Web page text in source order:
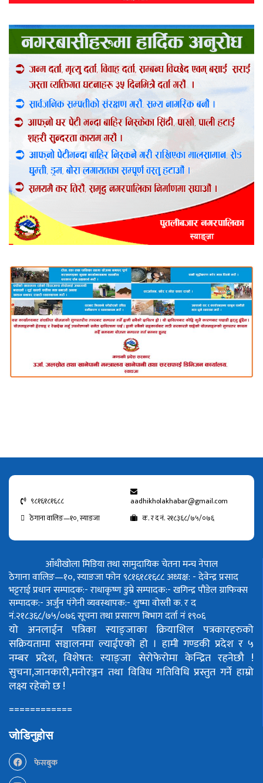
९८१६१८१६८८
aadhikholakhabar@gmail.com
ठेगाना वालिङ—१०, स्याङजा
क. र द नं. २१८३६८/७५/०७६
आँधीखोला मिडिया तथा सामुदायिक चेतना मन्च नेपाल
ठेगाना वालिङ—१०, स्याङजा फोन ९८१६१८१६८८अध्यक्ष: - देवेन्द्र प्रसाद
भट्टराईप्रधान सम्पादक:- राधाकृष्ण डुम्रेसम्पादक:- खगिन्द्र पौडेलग्राफिक्स
सम्पादक:- अर्जुन पंगेनीव्यवस्थापक:- शुष्मा वोस्तीक. र द
नं.२१८३६८/७५/०७६सूचना तथा प्रसारण बिभाग दर्ता नं १९०६
यो अनलाईन पत्रिका स्याङ्जाका क्रियाशिल पत्रकारहरुको
सक्रियतामा सञ्चालनमा ल्याईएको हो । हामी गण्डकी प्रदेश र ५
नम्बर प्रदेश, विशेषत: स्याङ्जा सेरोफेरोमा केन्द्रित रहनेछौ !
सुचना,जानकारी,मनोरञ्जन तथा विविध गतिविधि प्रस्तुत गर्ने हाम्रो
लक्ष्य रहेको छ !
============
जोडिनुहोस
फेसबुक